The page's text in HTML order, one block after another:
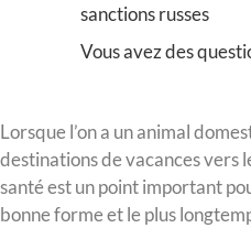
sanctions russes
Vous avez des
Lorsque l’on a un animal
destinations de vacances vers
santé est un point important
bonne forme et le plus